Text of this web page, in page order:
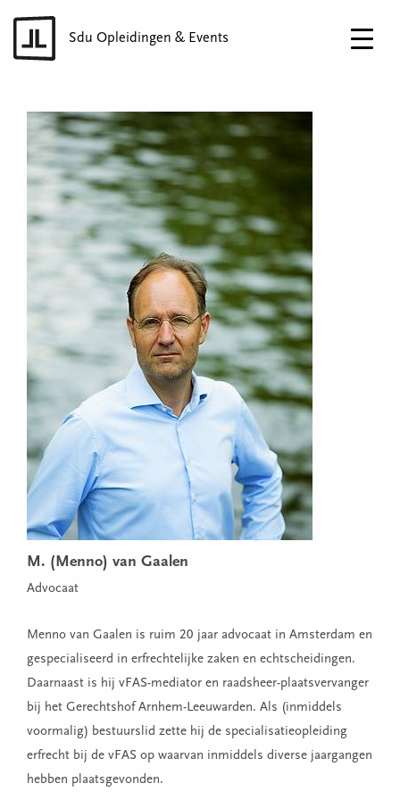
Sdu Opleidingen & Events
M. (Menno) van Gaalen
Advocaat
Menno van Gaalen is ruim 20 jaar advocaat in Amsterdam en
gespecialiseerd in erfrechtelijke zaken en echtscheidingen.
Daarnaast is hij vFAS-mediator en raadsheer-plaatsvervanger
bij het Gerechtshof Arnhem-Leeuwarden. Als (inmiddels
voormalig) bestuurslid zette hij de specialisatieopleiding
erfrecht bij de vFAS op waarvan inmiddels diverse jaargangen
hebben plaatsgevonden.